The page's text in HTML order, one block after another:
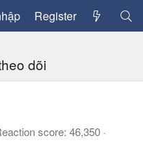
Register
dõi
score 46,350